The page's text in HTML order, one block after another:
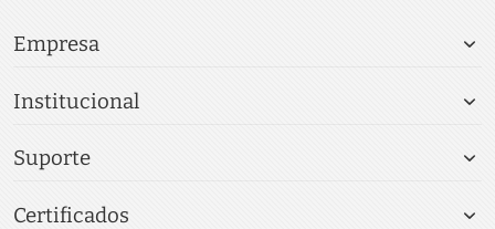
Empresa
Institucional
Suporte
Certificados